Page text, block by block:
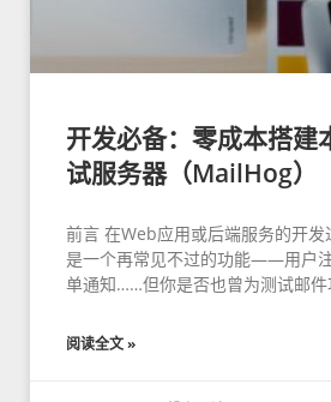
开发必备：零成本搭建
试服务器（MailHog）
前言 在Web应用或后端服务的开发
是一个再常见不过的功能——用户
单通知……但你是否也曾为测试邮件
阅读全文 »